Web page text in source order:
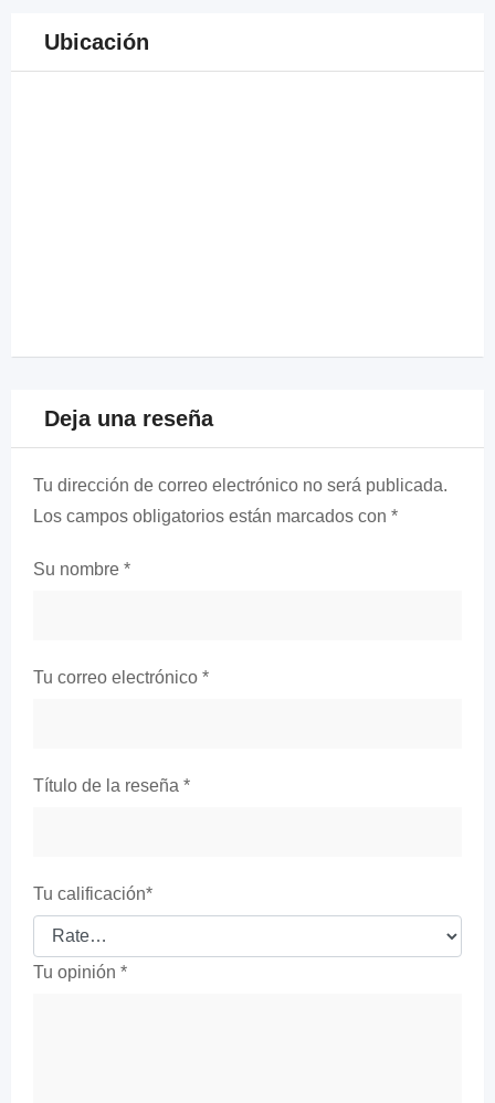
Ubicación
Deja una reseña
Tu dirección de correo electrónico no será publicada.
Los campos obligatorios están marcados con *
Su nombre *
Tu correo electrónico *
Título de la reseña *
Tu calificación*
Tu opinión *